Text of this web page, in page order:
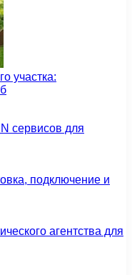
участка:
сервисов для
подключение и
агентства для